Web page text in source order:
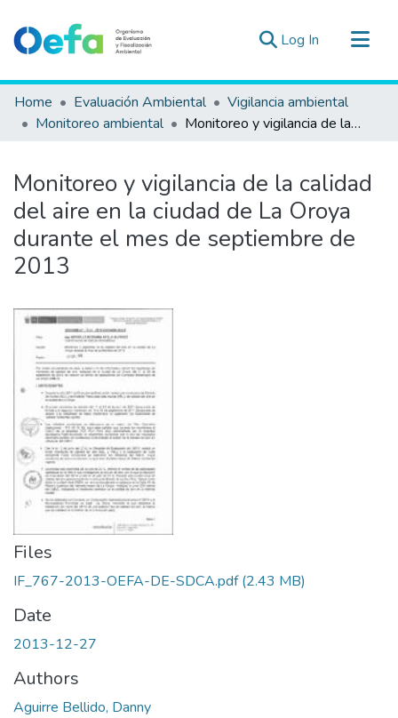
Log In (current)
Communities & Collections
All of DSpace
Estad. Externas
Guias ▾
Home Evaluación Ambiental
Vigilancia ambiental
Monitoreo ambiental
Monitoreo y vigilancia de la calidad del aire en la ciudad de La Oroya durante el mes de septiembre de 2013
Monitoreo y vigilancia de la calidad
del aire en la ciudad de La Oroya
durante el mes de septiembre de
2013
Files
IF_767-2013-OEFA-DE-SDCA.pdf(2.43 MB)
Date
2013-12-27
Authors
Aguirre Bellido, Danny